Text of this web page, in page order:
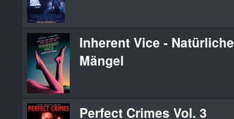
Inherent Vice - Natürliche
Mängel
Perfect Crimes Vol. 3